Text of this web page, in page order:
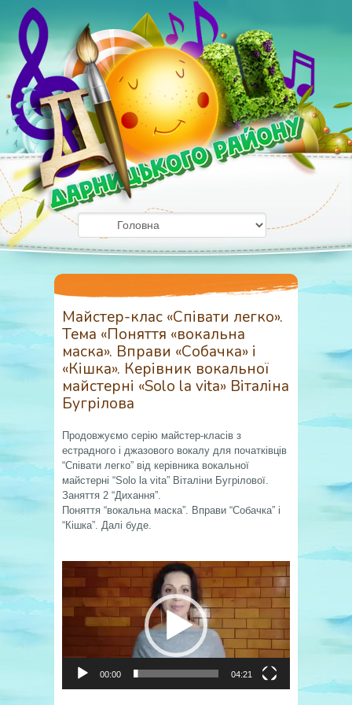
Майстер-клас «Співати легко».
Тема «Поняття «вокальна
маска». Вправи «Собачка» і
«Кішка». Керівник вокальної
майстерні «Solo la vita» Віталіна
Бугрілова
Продовжуємо серію майстер-класів з
естрадного і джазового вокалу для початківців
“Співати легко” від керівника вокальної
майстерні “Solo la vita” Віталіни Бугрілової.
Заняття 2 “Дихання”.
Поняття “вокальна маска”. Вправи “Собачка” і
“Кішка”. Далі буде.
Відеопрогравач
00:00 04:21